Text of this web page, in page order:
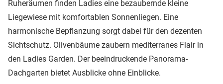
Ruheräumen finden Ladies eine bezaubernde kleine
Liegewiese mit komfortablen Sonnenliegen. Eine
harmonische Bepflanzung sorgt dabei für den dezenten
Sichtschutz. Olivenbäume zaubern mediterranes Flair in
den Ladies Garden. Der beeindruckende Panorama-
Dachgarten bietet Ausblicke ohne Einblicke.